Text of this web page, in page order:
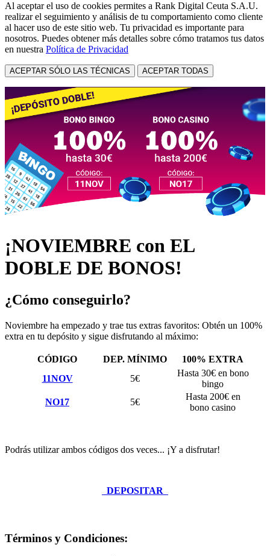
Al aceptar el uso de cookies permites a Rank Digital Ceuta S.A.U.
realizar el seguimiento y análisis de tu comportamiento como cliente
al hacer uso de este sitio web. Tu privacidad es importante para
nosotros. Puedes obtener más detalles sobre cómo tratamos tus datos
en nuestra Política de Privacidad
ACEPTAR SÓLO LAS TÉCNICAS ACEPTAR TODAS
¡NOVIEMBRE con EL
DOBLE DE BONOS!
¿Cómo conseguirlo?
Noviembre ha empezado y trae tus extras favoritos: Obtén un 100%
extra en tu depósito y sigue disfrutando al máximo:
CÓDIGO DEP. MÍNIMO
100% EXTRA
11NOV
5€
Hasta 30€ en bono
bingo
NO17
5€
Hasta 200€ en
bono casino
Podrás utilizar ambos códigos dos veces... ¡Y a disfrutar!
DEPOSITAR
Términos y Condiciones: